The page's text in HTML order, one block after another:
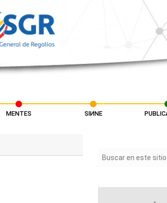
MENTES SIИNE
Formulario de